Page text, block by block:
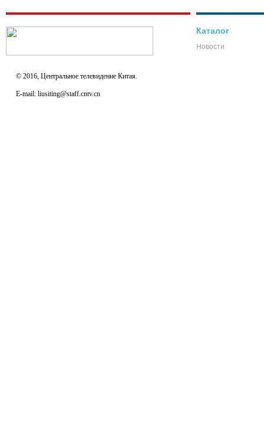
© 2016, Центральное телевидение Китая.
E-mail: liusiting@staff.cntv.cn
Каталог
Новости